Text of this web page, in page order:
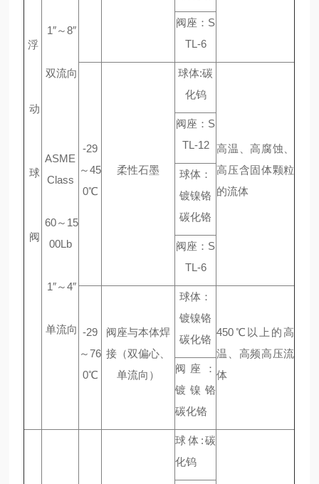
浮
动
球
阀
1″～8″
双流向
ASME
Class
60～15
00Lb
1″～4″
单流向
阀座：S
TL-6
-29
～45
0℃
柔性石墨
球体:碳
化钨
高温、高腐蚀、
高压含固体颗粒
的流体
阀座：S
TL-12
球体：
镀镍铬
碳化铬
阀座：S
TL-6
-29
～76
0℃
阀座与本体焊
接（双偏心、
单流向）
球体：
镀镍铬
碳化铬
450℃以上的高
温、高频高压流
体
阀座：
镀镍铬
碳化铬
球体:碳
化钨